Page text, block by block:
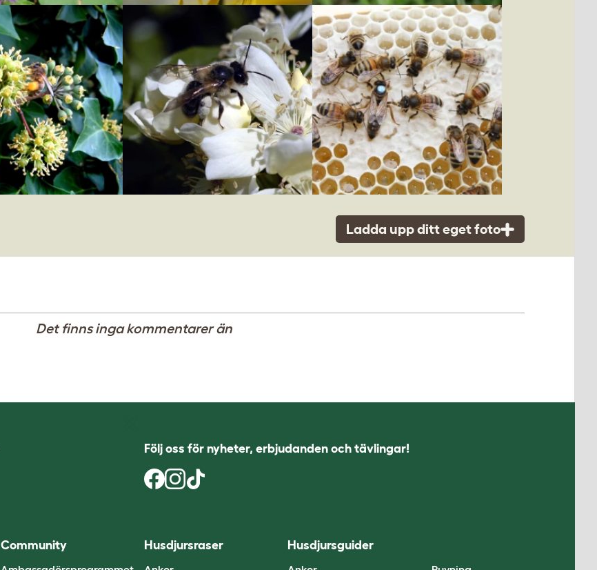
Ladda upp ditt eget foto
Det finns inga kommentarer än
Följ oss för nyheter, erbjudanden och tävlingar!
Community Husdjursraser Husdjursguider